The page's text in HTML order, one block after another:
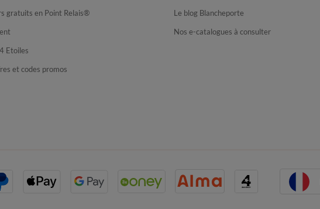
gratuits en Point Relais®
Etoiles
et codes promos
Le blog Blancheporte
Nos e-catalogues à consulter